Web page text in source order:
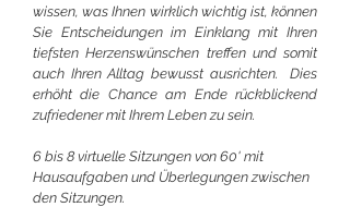
wissen, was Ihnen wirklich wichtig ist, können
Sie Entscheidungen im Einklang mit Ihren
tiefsten Herzenswünschen treffen und somit
auch Ihren Alltag bewusst ausrichten. Dies
erhöht die Chance am Ende rückblickend
zufriedener mit Ihrem Leben zu sein.
6 bis 8 virtuelle Sitzungen von 60' mit
Hausaufgaben und Überlegungen zwischen
den Sitzungen.